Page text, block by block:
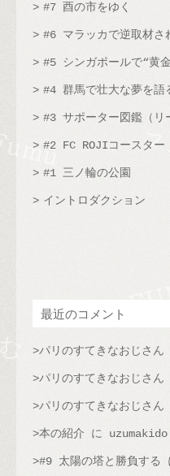
#7 酉の市をゆく
#6 マラッカで逆取材さ
#5 シンガポールで“黄
#4 群馬で壮大な夢を語
#3 サポーター図鑑（リ
#2 FC ROJIコースター
#1 三ノ輪の公園
イントロダクション
最近のコメント
パリのすてきなおじさん
パリのすてきなおじさん
パリのすてきなおじさん
本の紹介 に uzumakido
#9 太陽の塔と勝負する